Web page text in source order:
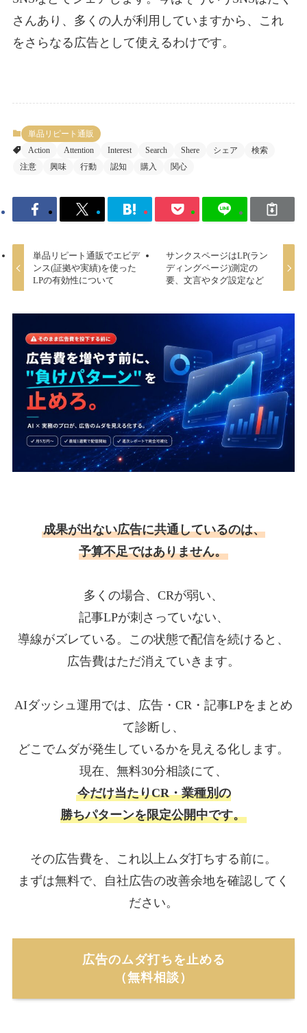
さんあり、多くの人が利用していますから、これ
をさらなる広告として使えるわけです。
単品リピート通販
Action
Attention Interest Search Shere シェア
検索
注意
興味 行動 認知 購入 関心
単品リピート通販でエビデ
ンス(証拠や実績)を使った
LPの有効性について
サンクスページはLP(ラン
ディングページ)測定の
要、文言やタグ設定など
成果が出ない広告に共通しているのは、
予算不足ではありません。
多くの場合、CRが弱い、
記事LPが刺さっていない、
導線がズレている。この状態で配信を続けると、
広告費はただ消えていきます。
AIダッシュ運用では、広告・CR・記事LPをまとめ
て診断し、
どこでムダが発生しているかを見える化します。
現在、無料30分相談にて、
今だけ当たりCR・業種別の
勝ちパターンを限定公開中です。
その広告費を、これ以上ムダ打ちする前に。
まずは無料で、自社広告の改善余地を確認してく
ださい。
広告のムダ打ちを止める
（無料相談）